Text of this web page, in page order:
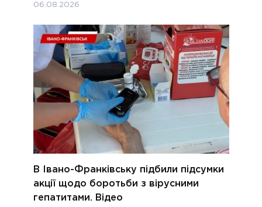
06.08.2026
В Івано-Франківську підбили підсумки
акції щодо боротьби з вірусними
гепатитами. Відео